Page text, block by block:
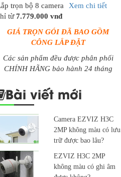
trọn bộ 8 camera
từ7.779.000 vnđ
Xem chi tiết
GIÁ TRỌN GÓI ĐÃ BAO GỒM
CÔNG LẮP ĐẶT
Các sản phẩm đều được phân phối
CHÍNH HÃNG bảo hành 24 tháng
Bài viết mới
Camera EZVIZ H3C
2MP không màu có lưu
trữ được bao lâu?
EZVIZ H3C 2MP
không màu có ghi âm